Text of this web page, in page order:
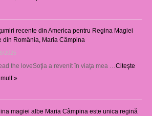
recente din America pentru Regina Magiei
din România, Maria Câmpina
2025
the loveSoţia a revenit în viaţa mea … Citeşte
»
magiei albe Maria Câmpina este unica regină